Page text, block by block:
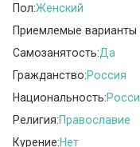
Пол:Женский
Приемлемые варианты
Самозанятость:Да
Гражданство:Россия
Национальность:
Религия:Православие
Курение:Нет